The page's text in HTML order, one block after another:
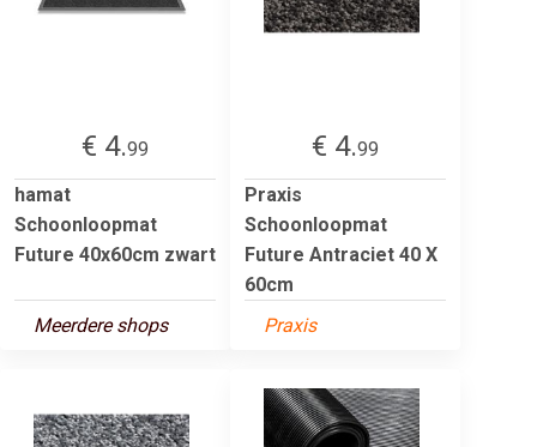
€ 4.99
hamat
Schoonloopmat
Future 40x60cm zwart
Meerdere shops
€ 4.99
Praxis
Schoonloopmat
Future Antraciet 40 X
60cm
Praxis